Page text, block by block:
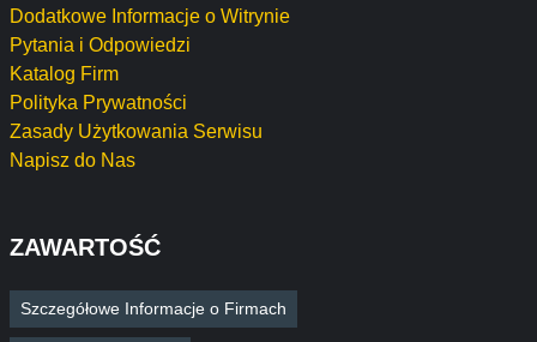
Dodatkowe Informacje o Witrynie
Pytania i Odpowiedzi
Katalog Firm
Polityka Prywatności
Zasady Użytkowania Serwisu
Napisz do Nas
ZAWARTOŚĆ
Szczegółowe Informacje o Firmach